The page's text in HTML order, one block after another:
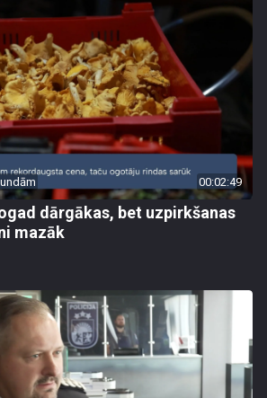
00:02:49
dārgākas, bet uzpirkšanas
mazāk